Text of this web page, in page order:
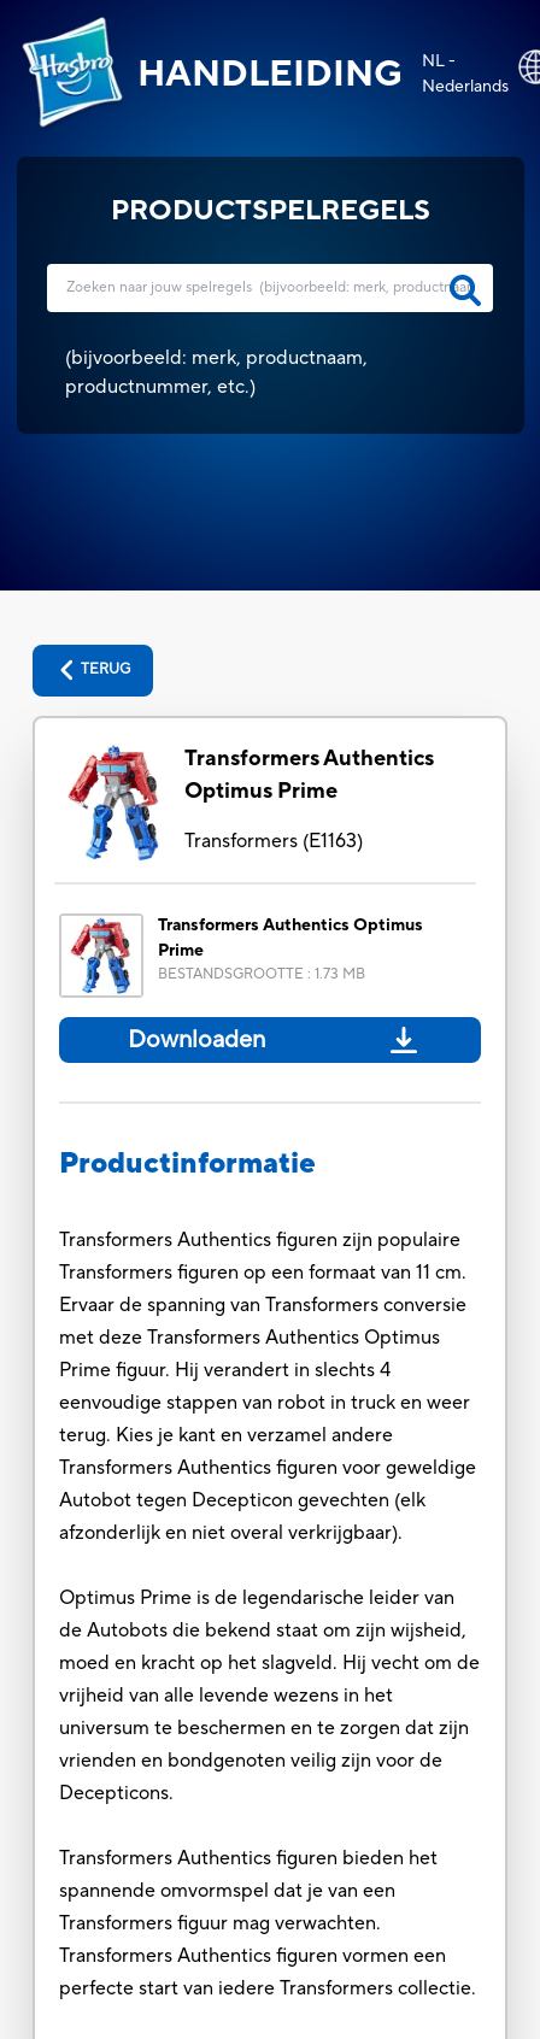
HANDLEIDING
NL -
Nederlands
PRODUCTSPELREGELS
(bijvoorbeeld: merk, productnaam,
productnummer, etc.)
TERUG
Transformers Authentics
Optimus Prime
Transformers(E1163)
Transformers Authentics Optimus
Prime
BESTANDSGROOTTE : 1.73 MB
Downloaden
Productinformatie
Transformers Authentics figuren zijn populaire
Transformers figuren op een formaat van 11 cm.
Ervaar de spanning van Transformers conversie
met deze Transformers Authentics Optimus
Prime figuur. Hij verandert in slechts 4
eenvoudige stappen van robot in truck en weer
terug. Kies je kant en verzamel andere
Transformers Authentics figuren voor geweldige
Autobot tegen Decepticon gevechten (elk
afzonderlijk en niet overal verkrijgbaar).
Optimus Prime is de legendarische leider van
de Autobots die bekend staat om zijn wijsheid,
moed en kracht op het slagveld. Hij vecht om de
vrijheid van alle levende wezens in het
universum te beschermen en te zorgen dat zijn
vrienden en bondgenoten veilig zijn voor de
Decepticons.
Transformers Authentics figuren bieden het
spannende omvormspel dat je van een
Transformers figuur mag verwachten.
Transformers Authentics figuren vormen een
perfecte start van iedere Transformers collectie.